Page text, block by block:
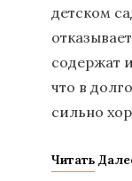
детском
содержат
что в
сильно
Читать